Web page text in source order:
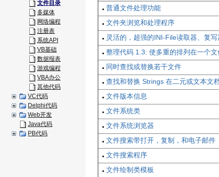
文件目录
多媒体
网络编程
注册表
系统API
VB基础
数据报表
游戏编程
VBA办公
其他代码
VC代码
Delphi代码
Web开发
Java代码
PB代码
普通文件处理功能
文件夹浏览和处理程序
灵活的，超强的INI-File读取器、复写
整理代码 1.3: 使多重的排列在一个
同时查找或替换若干文件
查找和替换 Strings 在二元或文本文
文件版本信息
文件系统类
文件系统浏览器
文件搜索带打开，复制，和电子邮件
文件搜索程序
文件绘制类模板